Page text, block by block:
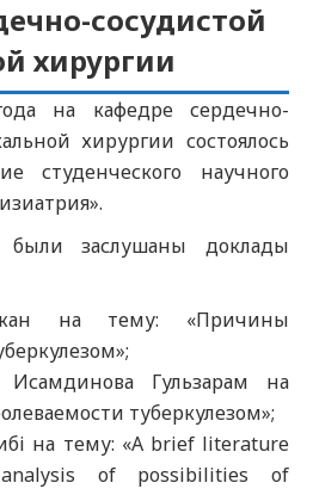
сосудистой
хирургии
на кафедре сердечно-
хирургии состоялось
студенческого научного
заслушаны доклады
на тему: «Причины
Исамдинова Гульзарам на
туберкулезом»;
на тему: «А brief literature
of possibilities of